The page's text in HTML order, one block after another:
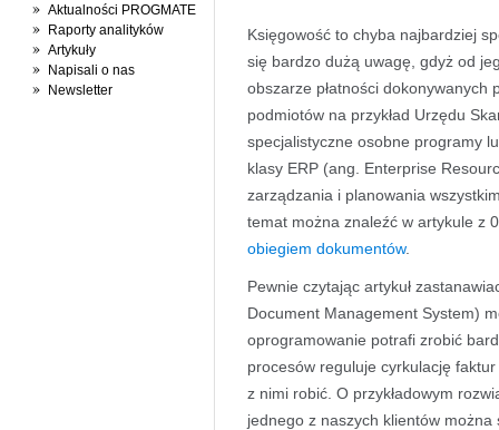
Aktualności PROGMATE
Raporty analityków
Artykuły
Napisali o nas
Newsletter
Księgowość to chyba najbardziej
się bardzo dużą uwagę, gdyż od
obszarze płatności
podmiotów na przykład Urzędu
specjalistyczne osobne programy
klasy ERP (ang. Enterprise
zarządzania i planowania
temat można znaleźć w artykule z
obiegiem dokumentów.
Pewnie czytając artykuł
Document Management System)
oprogramowanie potrafi zrobić
procesów reguluje cyrkulację
z nimi robić. O przykładowym
jednego z naszych klientów